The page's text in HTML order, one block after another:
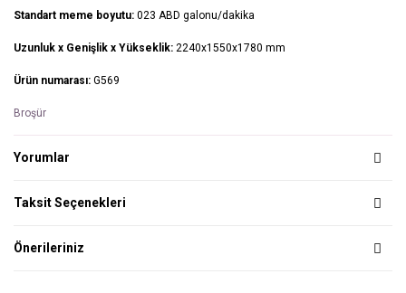
Standart meme boyutu: 023 ABD galonu/dakika
Uzunluk x Genişlik x Yükseklik: 2240x1550x1780 mm
Ürün numarası: G569
Broşür
Yorumlar
Taksit Seçenekleri
Önerileriniz